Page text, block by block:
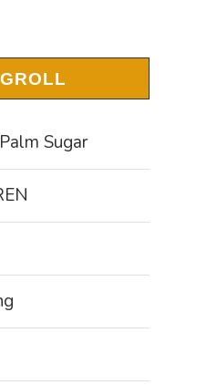
Sugar